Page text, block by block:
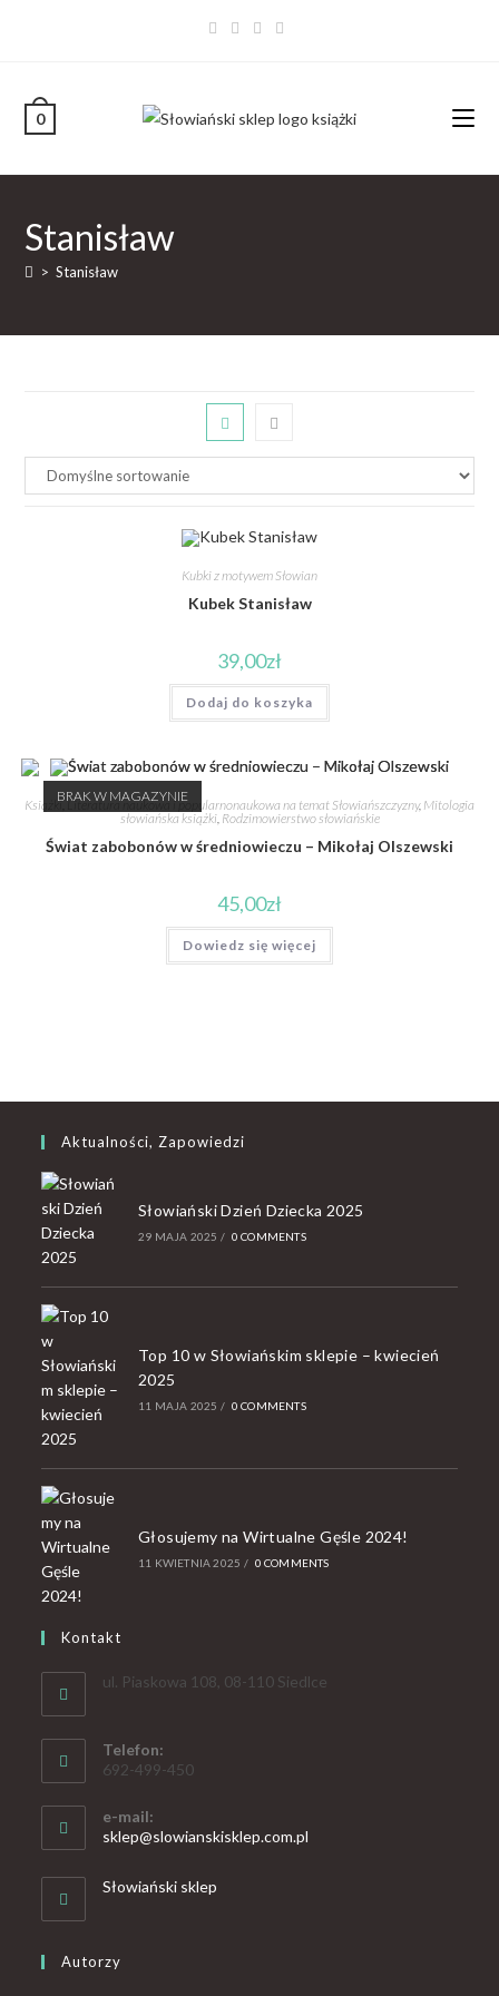
0
Stanisław
> Stanisław
Kubki z motywem Słowian
Kubek Stanisław
39,00zł
Dodaj do koszyka
BRAK W MAGAZYNIE
Książki,Literatura naukowa i popularnonaukowa na temat Słowiańszczyzny, Mitologia
słowiańska książki, Rodzimowierstwo słowiańskie
Świat zabobonów w średniowieczu – Mikołaj Olszewski
45,00zł
Dowiedz się więcej
Aktualności, Zapowiedzi
Słowiański Dzień Dziecka 2025
29 MAJA 2025 / 0 COMMENTS
Top 10 w Słowiańskim sklepie – kwiecień
2025
11 MAJA 2025 / 0 COMMENTS
Głosujemy na Wirtualne Gęśle 2024!
11 KWIETNIA 2025 / 0 COMMENTS
Kontakt
ul. Piaskowa 108, 08-110 Siedlce
Telefon:
692-499-450
e-mail:
sklep@slowianskisklep.com.pl
Słowiański sklep
Autorzy